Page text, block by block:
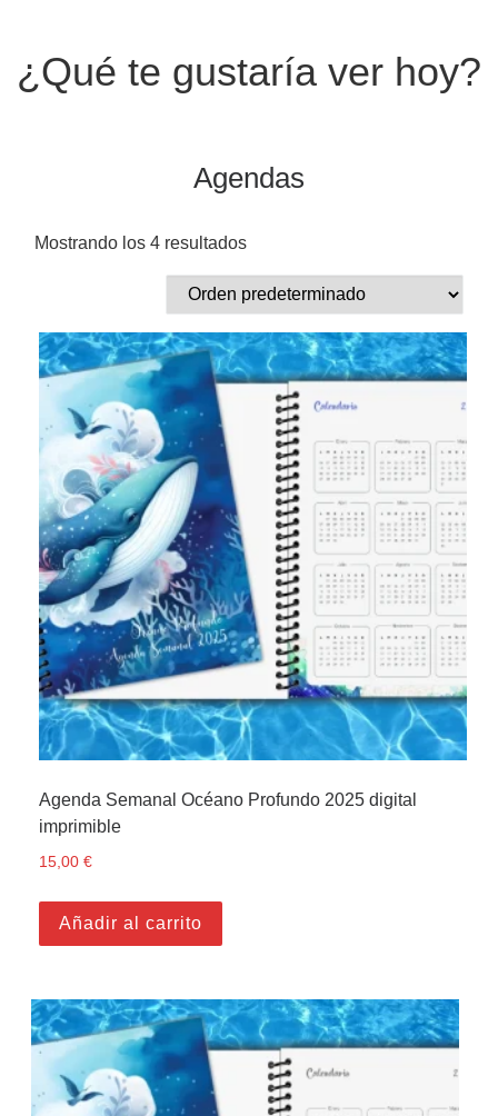
¿Qué te gustaría ver hoy?
Agendas
Mostrando los 4 resultados
Agenda Semanal Océano Profundo 2025 digital
imprimible
15,00€
Añadir al carrito